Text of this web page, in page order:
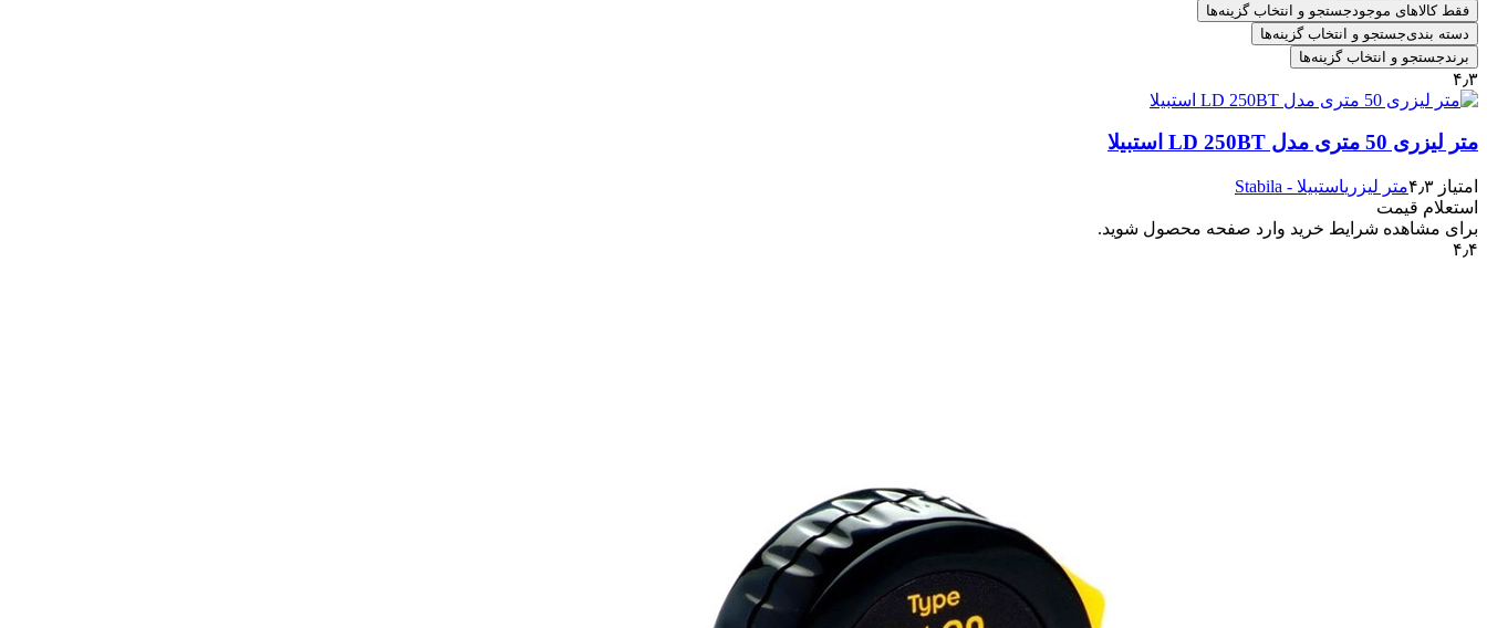
فقط کالاهای موجود جستجو و انتخاب گزینه‌ها
دسته بندیجستجو و انتخاب گزینه‌ها
برند جستجو و انتخاب گزینه‌ها
۴٫۳
متر لیزری 50 متری مدل LD 250BT استبیلا
امتیاز ۴٫۳ متر لیزریاستبیلا - Stabila
استعلام قیمت
برای مشاهده شرایط خرید وارد صفحه محصول شوید.
۴٫۴